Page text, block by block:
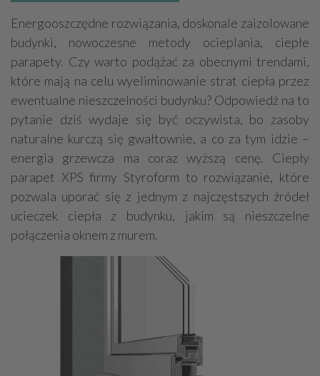
Mozaiki i dekoracje szklane
Energooszczędne rozwiązania, doskonale zaizolowane
budynki, nowoczesne metody ocieplania, ciepłe
parapety. Czy warto podążać za obecnymi trendami,
które mają na celu wyeliminowanie strat ciepła przez
ewentualne nieszczelności budynku? Odpowiedź na to
pytanie dziś wydaje się być oczywista, bo zasoby
naturalne kurczą się gwałtownie, a co za tym idzie –
energia grzewcza ma coraz wyższą cenę. Ciepły
parapet XPS firmy Styroform to rozwiązanie, które
pozwala uporać się z jednym z najczęstszych źródeł
ucieczek ciepła z budynku, jakim są nieszczelne
połączenia oknem z murem.